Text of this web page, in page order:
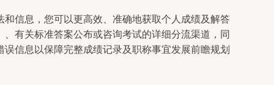
信息，您可以更高效、准确地获取个人成绩及解答
有关标准答案公布或咨询考试的详细分流渠道，同
信息以保障完整成绩记录及职称事宜发展前瞻规划